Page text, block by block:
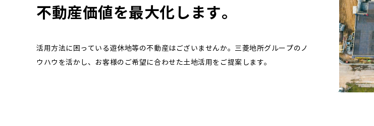
不動産価値を最大化します。
活用方法に困っている遊休地等の不動産はございませんか。三菱地所グループのノ
ウハウを活かし、お客様のご希望に合わせた土地活用をご提案します。